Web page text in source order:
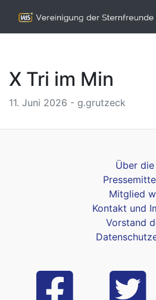
X Tri im Min
11. Juni 2026 - g.grutzeck
Über die
Mitglied
Kontakt und
Vorstand